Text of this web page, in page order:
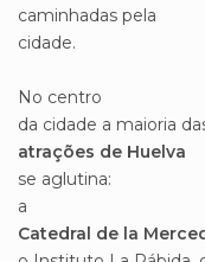
caminhadas pela
cidade.
No centro
da cidade a maioria
atrações de Huelva
se aglutina:
a
Catedral de la